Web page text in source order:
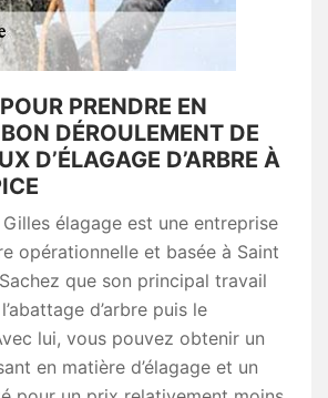
PRENDRE EN
DÉROULEMENT DE
D’ÉLAGAGE D’ARBRE À
élagage est une entreprise
opérationnelle et basée à Saint
que son principal travail
d’arbre puis le
lui, vous pouvez obtenir un
en matière d’élagage et un